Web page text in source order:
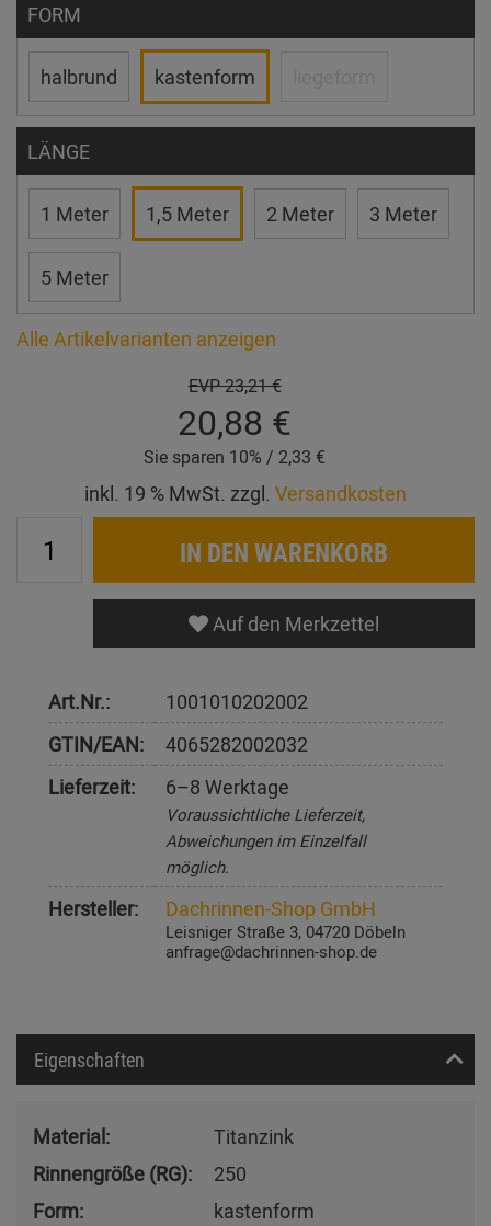
FORM
halbrund kastenform
LÄNGE
1 Meter 1,5 Meter 2 Meter 3 Meter
5 Meter
Alle Artikelvarianten anzeigen
EVP23,21 €
20,88 €
Sie sparen 10% / 2,33 €
inkl. 19 % MwSt. zzgl. Versandkosten
IN DEN WARENKORB
Auf den Merkzettel
Art.Nr.:
1001010202002
GTIN/EAN:
4065282002032
Lieferzeit:
6–8 Werktage
Voraussichtliche Lieferzeit,
Abweichungen im Einzelfall
möglich.
Hersteller: Dachrinnen-Shop GmbH
Leisniger Straße 3, 04720 Döbeln
anfrage@dachrinnen-shop.de
Eigenschaften
Material:
Titanzink
Rinnengröße (RG):
250
Form:
kastenform